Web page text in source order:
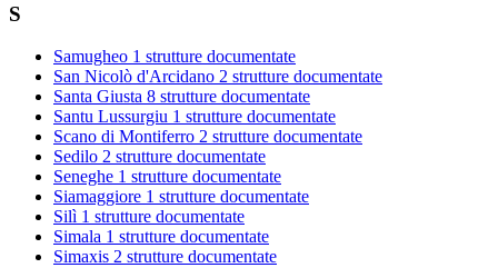
S
Samugheo 1 strutture documentate
San Nicolò d'Arcidano 2 strutture documentate
Santa Giusta 8 strutture documentate
Santu Lussurgiu 1 strutture documentate
Scano di Montiferro 2 strutture documentate
Sedilo 2 strutture documentate
Seneghe 1 strutture documentate
Siamaggiore 1 strutture documentate
Silì 1 strutture documentate
Simala 1 strutture documentate
Simaxis 2 strutture documentate